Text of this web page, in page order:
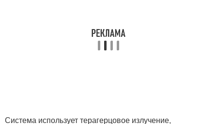
Система использует терагерцовое излучение,